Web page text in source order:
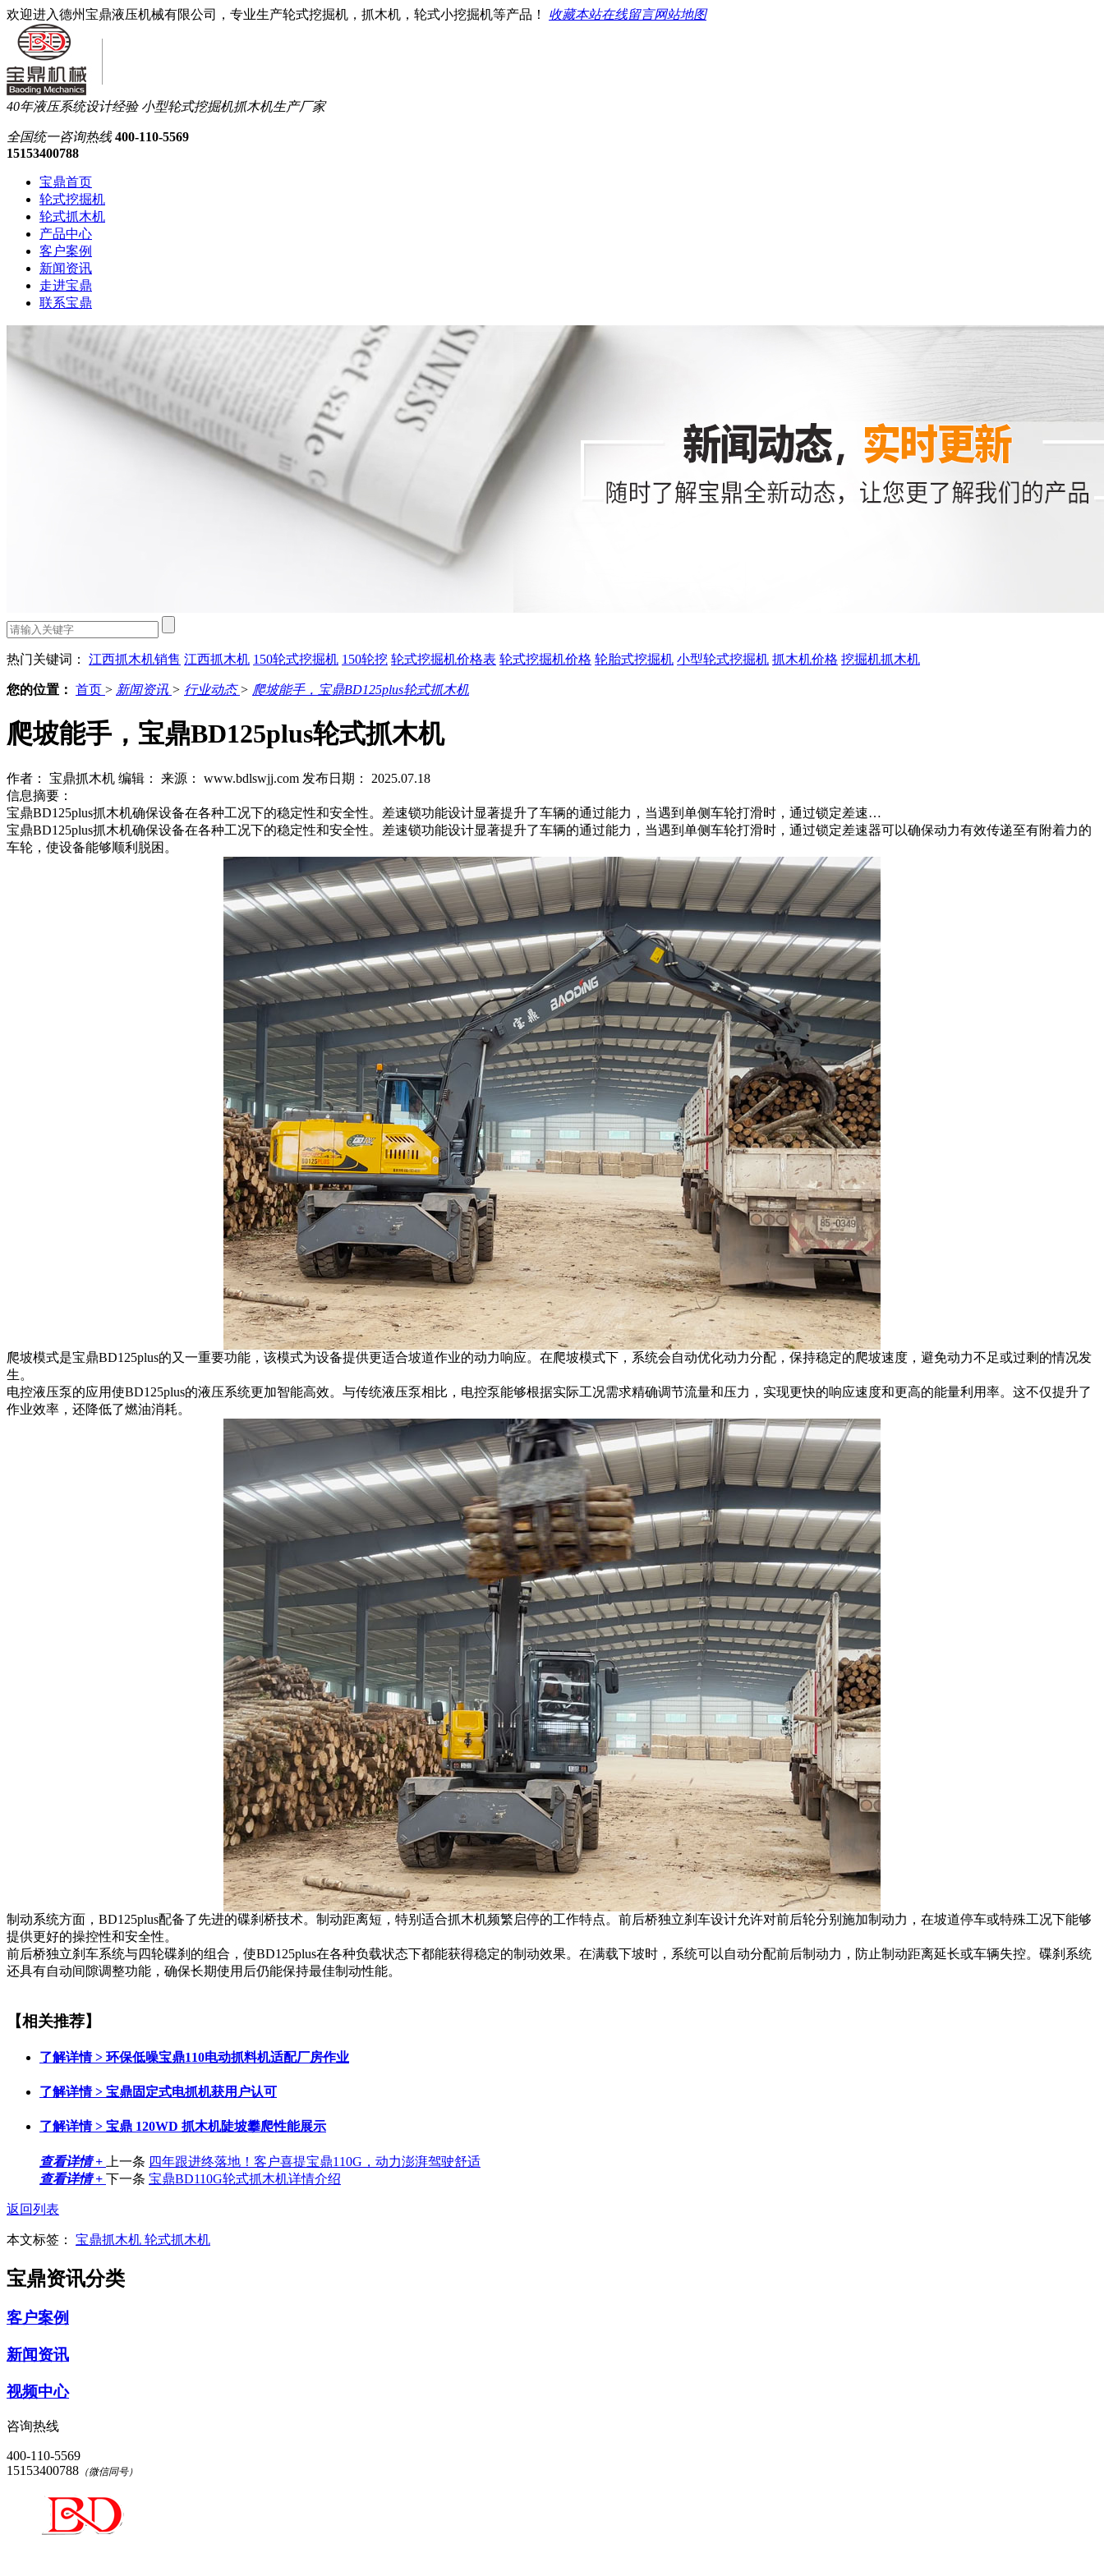
欢迎进入德州宝鼎液压机械有限公司，专业生产轮式挖掘机，抓木机，轮式小挖掘机等产品！ 收藏本站在线留言网站地图
40年液压系统设计经验 小型轮式挖掘机抓木机生产厂家
全国统一咨询热线 400-110-5569
15153400788
宝鼎首页
轮式挖掘机
轮式抓木机
产品中心
客户案例
新闻资讯
走进宝鼎
联系宝鼎
热门关键词： 江西抓木机销售 江西抓木机 150轮式挖掘机 150轮挖 轮式挖掘机价格表 轮式挖掘机价格 轮胎式挖掘机 小型轮式挖掘机 抓木机价格 挖掘机抓木机
您的位置： 首页 > 新闻资讯 > 行业动态> 爬坡能手，宝鼎BD125plus轮式抓木机
爬坡能手，宝鼎BD125plus轮式抓木机
作者： 宝鼎抓木机 编辑： 来源： www.bdlswjj.com 发布日期： 2025.07.18
信息摘要：
宝鼎BD125plus抓木机确保设备在各种工况下的稳定性和安全性。差速锁功能设计显著提升了车辆的通过能力，当遇到单侧车轮打滑时，通过锁定差速…
宝鼎BD125plus抓木机确保设备在各种工况下的稳定性和安全性。差速锁功能设计显著提升了车辆的通过能力，当遇到单侧车轮打滑时，通过锁定差速器可以确保动力有效传递至有附着力的
车轮，使设备能够顺利脱困。
爬坡模式是宝鼎BD125plus的又一重要功能，该模式为设备提供更适合坡道作业的动力响应。在爬坡模式下，系统会自动优化动力分配，保持稳定的爬坡速度，避免动力不足或过剩的情况发
生。
电控液压泵的应用使BD125plus的液压系统更加智能高效。与传统液压泵相比，电控泵能够根据实际工况需求精确调节流量和压力，实现更快的响应速度和更高的能量利用率。这不仅提升了
作业效率，还降低了燃油消耗。
制动系统方面，BD125plus配备了先进的碟刹桥技术。制动距离短，特别适合抓木机频繁启停的工作特点。前后桥独立刹车设计允许对前后轮分别施加制动力，在坡道停车或特殊工况下能够
提供更好的操控性和安全性。
前后桥独立刹车系统与四轮碟刹的组合，使BD125plus在各种负载状态下都能获得稳定的制动效果。在满载下坡时，系统可以自动分配前后制动力，防止制动距离延长或车辆失控。碟刹系统
还具有自动间隙调整功能，确保长期使用后仍能保持最佳制动性能。
【相关推荐】
了解详情 > 环保低噪宝鼎110电动抓料机适配厂房作业
了解详情 > 宝鼎固定式电抓机获用户认可
了解详情 > 宝鼎 120WD 抓木机陡坡攀爬性能展示
查看详情 + 上一条 四年跟进终落地！客户喜提宝鼎110G，动力澎湃驾驶舒适
查看详情 + 下一条 宝鼎BD110G轮式抓木机详情介绍
返回列表
本文标签： 宝鼎抓木机 轮式抓木机
宝鼎资讯分类
客户案例
新闻资讯
视频中心
咨询热线
400-110-5569
15153400788 （微信同号）